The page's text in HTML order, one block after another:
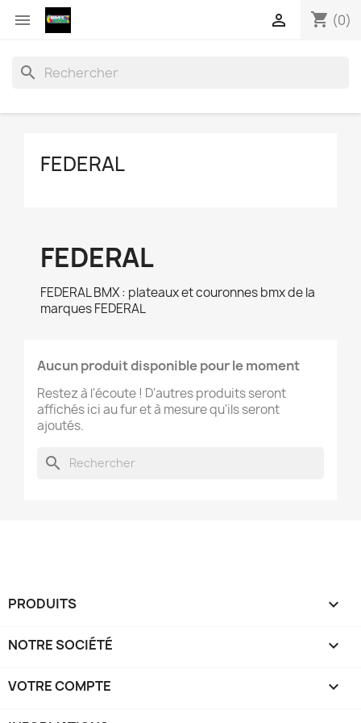
 shopping_cart (0)

search
FEDERAL
FEDERAL
FEDERAL BMX : plateaux et couronnes bmx de la
marques FEDERAL
Aucun produit disponible pour le moment
Restez à l'écoute ! D'autres produits seront
affichés ici au fur et à mesure qu'ils seront
ajoutés.
search
PRODUITS 
NOTRE SOCIÉTÉ 
VOTRE COMPTE 